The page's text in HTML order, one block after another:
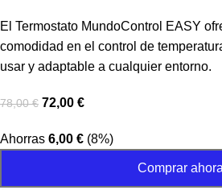
El Termostato MundoControl EASY
comodidad en el control de
usar y adaptable a cualquier entorno.
78,00€ 72,00 €
Ahorras 6,00 € (8%)
Comprar ahora